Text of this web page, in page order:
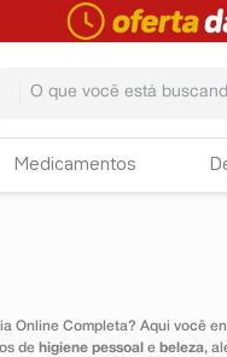
Medicamentos
Online Completa? Aqui você
de higiene pessoal e beleza,
TERMOS MAIS BUSCADOS
4º tadalafila